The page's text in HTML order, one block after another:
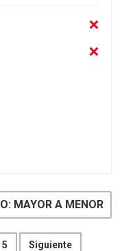
5 Siguiente
MAYOR A MENOR